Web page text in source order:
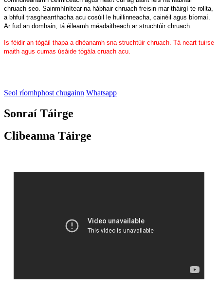
chruach seo. Sainmhínítear na hábhair chruach freisin mar tháirgí te-rollta,
a bhfuil trasghearrthacha acu cosúil le huillinneacha, cainéil agus bíomaí.
Ar fud an domhain, tá éileamh méadaitheach ar struchtúir chruach.
Is féidir an tógáil thapa a dhéanamh sna struchtúir chruach. Tá neart tuirse
maith agus cumas úsáide tógála cruach acu.
Seol ríomhphost chugainn Whatsapp
Sonraí Táirge
Clibeanna Táirge